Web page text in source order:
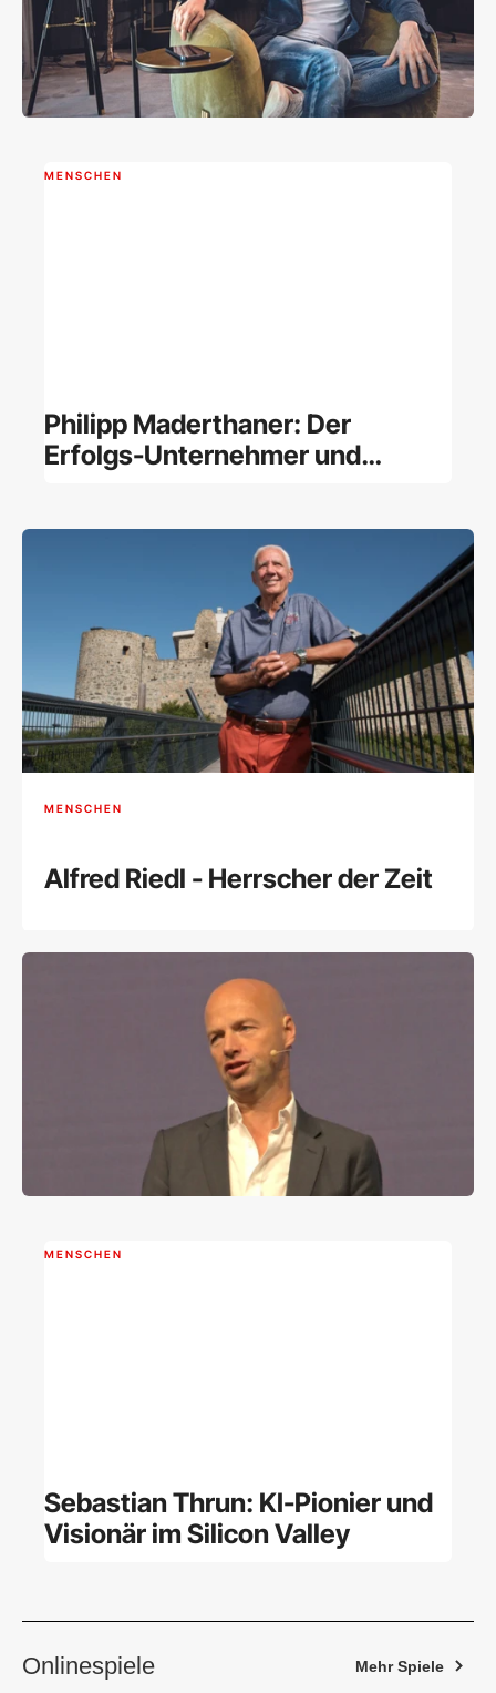
MENSCHEN
Philipp Maderthaner: Der
Erfolgs-Unternehmer und
MENSCHEN
Alfred Riedl - Herrscher der Zeit
MENSCHEN
Sebastian Thrun: KI-Pionier und
Visionär im Silicon Valley
Onlinespiele Mehr Spiele